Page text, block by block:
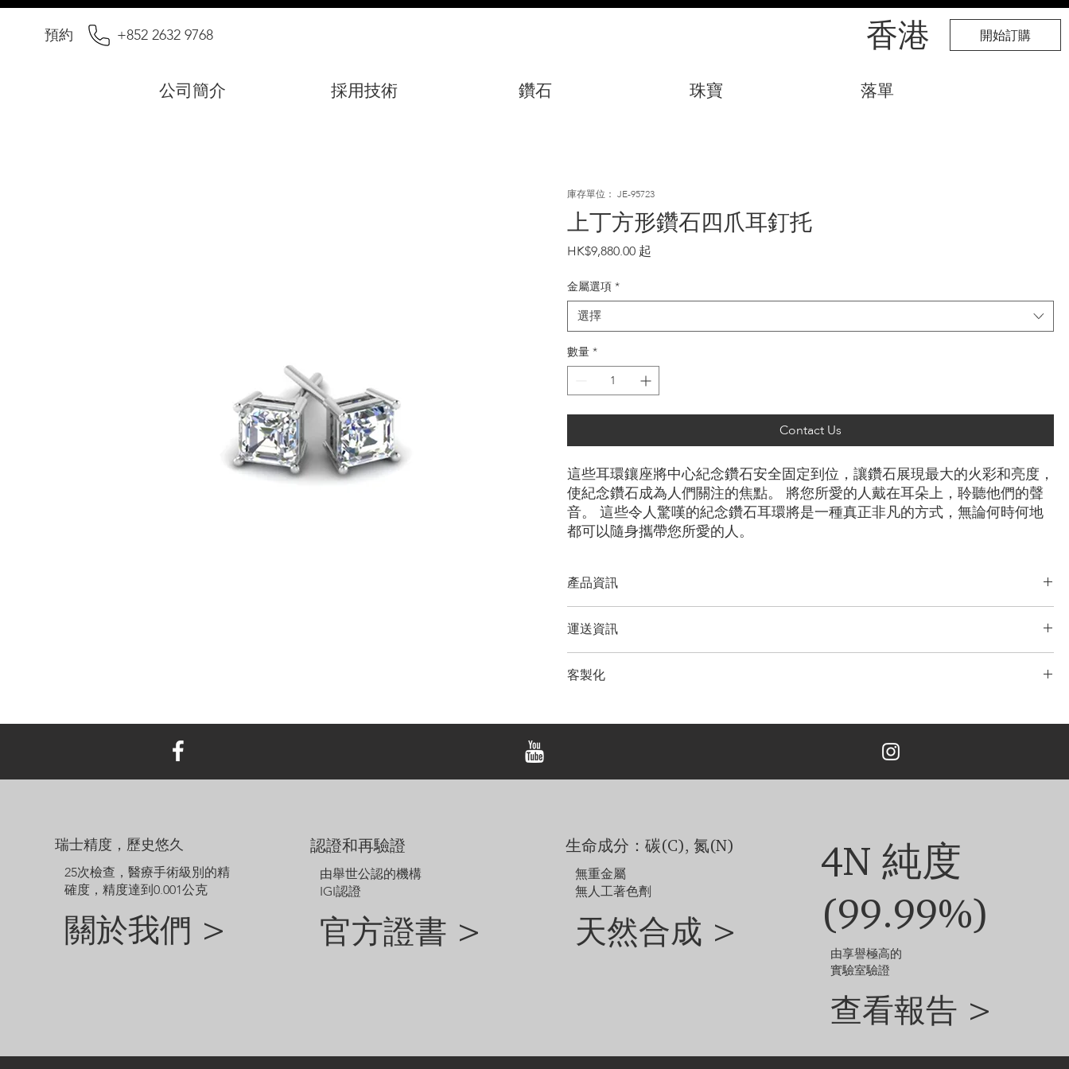
公司簡介 採用技術 鑽石 珠寶 落單
預約 +852 2632 9768 開始訂購
​香港
庫存單位： JE-95723
上丁方形鑽石四爪耳釘托
HK$9,880.00
價
金屬選項 *
選擇
數量 *
Contact Us
這些耳環鑲座將中心紀念鑽石安全固定到位，讓鑽石展現最大的火彩和亮度，
使紀念鑽石成為人們關注的焦點。 將您所愛的人戴在耳朵上，聆聽他們的聲
音。 這些令人驚嘆的紀念鑽石耳環將是一種真正非凡的方式，無論何時何地
都可以隨身攜帶您所愛的人。
產品資訊
形
金屬選項：
範例圖片僅供參考。由於鑽石和珠寶的尺寸不同，定制成品的外觀可能會略有差異。
如需探索網站未顯示的其他選項，請聯絡我們的客戶服務團隊。
運送資訊
輸和定期洲際運輸。 LONITÉ 只與最安全、最可靠的快遞公司合作，以確保安全、及時地交付您的
客製化
瑞士精度，歷史悠久
25次檢查，醫療手術級別的精
確度，精度達到0.001公克
關於我們 >
認證和再驗證
由舉世公認的機構
IGI認證
官方證書 >
生命成分：碳(C), 氮(N)
無重金屬
無人工著色劑
天然合成 >
4N 純度
(99.99%)
由享譽極高的
實驗室驗證
查看報告 >